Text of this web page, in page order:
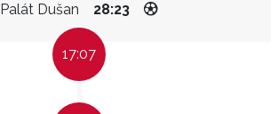
Palát Dušan 28:23
17:07